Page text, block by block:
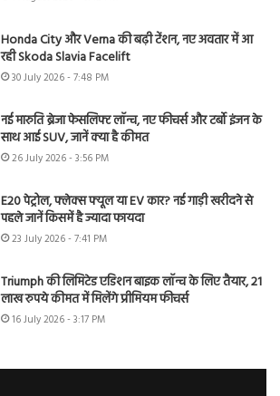
Honda City और Verna की बढ़ी टेंशन, नए अवतार में आ
रही Skoda Slavia Facelift
30 July 2026 - 7:48 PM
नई मारुति ब्रेजा फेसलिफ्ट लॉन्च, नए फीचर्स और टर्बो इंजन के
साथ आई SUV, जानें क्या है कीमत
26 July 2026 - 3:56 PM
E20 पेट्रोल, फ्लेक्स फ्यूल या EV कार? नई गाड़ी खरीदने से
पहले जानें किसमें है ज्यादा फायदा
23 July 2026 - 7:41 PM
Triumph की लिमिटेड एडिशन बाइक लॉन्च के लिए तैयार, 21
लाख रुपये कीमत में मिलेंगे प्रीमियम फीचर्स
16 July 2026 - 3:17 PM